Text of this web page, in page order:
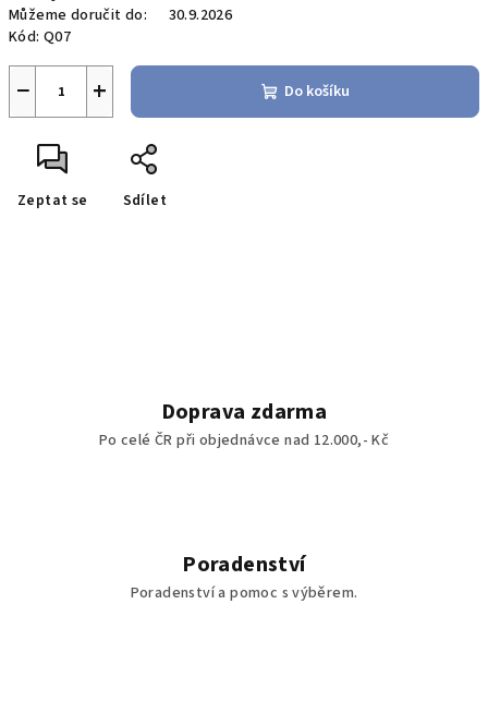
Můžeme doručit do:
30.9.2026
Kód: Q07
+
− Do košíku
Zeptat se Sdílet
Doprava zdarma
Po celé ČR při objednávce nad 12.000,- Kč
Poradenství
Poradenství a pomoc s výběrem.